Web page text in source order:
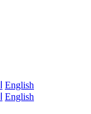
English
English